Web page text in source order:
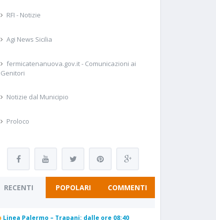
RFI - Notizie
Agi News Sicilia
fermicatenanuova.gov.it - Comunicazioni ai
Genitori
Notizie dal Municipio
Proloco
RECENTI POPOLARI COMMENTI
Linea Palermo – Trapani: dalle ore 08:40